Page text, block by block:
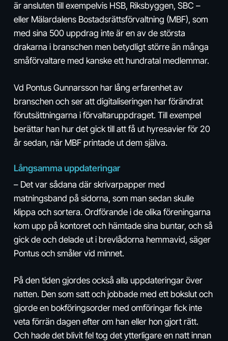
är ansluten till exempelvis HSB, Riksbyggen, SBC –
eller Mälardalens Bostadsrättsförvaltning (MBF), som
med sina 500 uppdrag inte är en av de största
drakarna i branschen men betydligt större än många
småförvaltare med kanske ett hundratal medlemmar.
Vd Pontus Gunnarsson har lång erfarenhet av
branschen och ser att digitaliseringen har förändrat
förutsättningarna i förvaltaruppdraget. Till exempel
berättar han hur det gick till att få ut hyresavier för 20
år sedan, när MBF printade ut dem själva.
Långsamma uppdateringar
– Det var sådana där skrivarpapper med
matningsband på sidorna, som man sedan skulle
klippa och sortera. Ordförande i de olika föreningarna
kom upp på kontoret och hämtade sina buntar, och så
gick de och delade ut i brevlådorna hemmavid, säger
Pontus och småler vid minnet.
På den tiden gjordes också alla uppdateringar över
natten. Den som satt och jobbade med ett bokslut och
gjorde en bokföringsorder med omföringar fick inte
veta förrän dagen efter om han eller hon gjort rätt.
Och hade det blivit fel tog det ytterligare en natt innan